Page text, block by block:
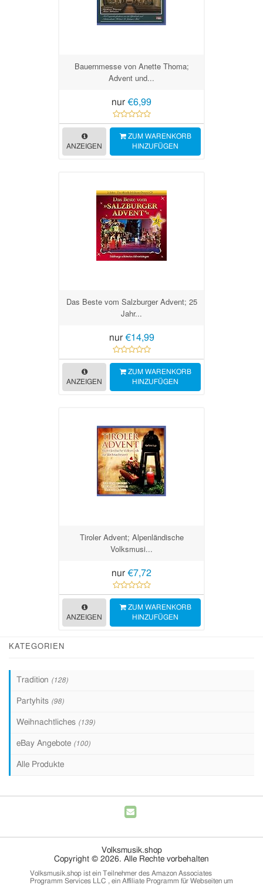
Bauernmesse von Anette Thoma;
Advent und...
nur €6,99
ANZEIGEN
ZUM WARENKORB
HINZUFÜGEN
Das Beste vom Salzburger Advent; 25
Jahr...
nur €14,99
ANZEIGEN
ZUM WARENKORB
HINZUFÜGEN
Tiroler Advent; Alpenländische
Volksmusi...
nur €7,72
ANZEIGEN
ZUM WARENKORB
HINZUFÜGEN
KATEGORIEN
Tradition (128)
Partyhits (98)
Weihnachtliches (139)
eBay Angebote (100)
Alle Produkte
Volksmusik.shop
Copyright © 2026. Alle Rechte vorbehalten
Volksmusik.shop ist ein Teilnehmer des Amazon Associates
Programm Services LLC , ein Affiliate Programm für Webseiten um